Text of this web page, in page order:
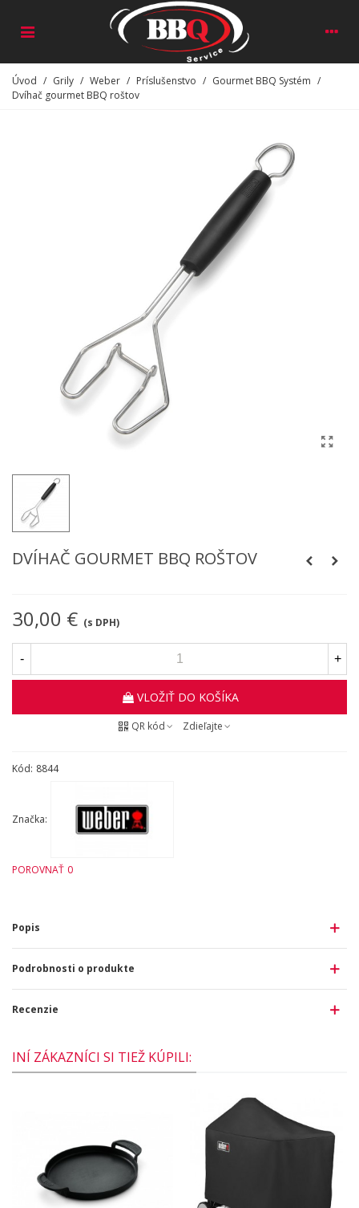
Úvod / Grily / Weber / Príslušenstvo / Gourmet BBQ Systém /
Dvíhač gourmet BBQ roštov
DVÍHAČ GOURMET BBQ ROŠTOV
30,00 € (s DPH)
- +
VLOŽIŤ DO KOŠÍKA
QR kód Zdieľajte
Kód: 8844
Značka:
POROVNAŤ 0
Popis
Podrobnosti o produkte
Recenzie
INÍ ZÁKAZNÍCI SI TIEŽ KÚPILI: